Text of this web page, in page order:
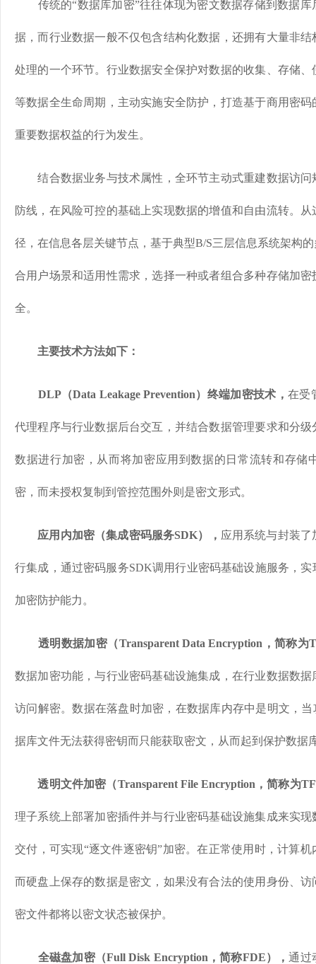
传统的“数据库加密”往往体现为密文数据存储到数据库
据，而行业数据一般不仅包含结构化数据，还拥有大量非
处理的一个环节。行业数据安全保护对数据的收集、存储
等数据全生命周期，主动实施安全防护，打造基于商用密
重要数据权益的行为发生。
结合数据业务与技术属性，全环节主动式重建数据访问
防线，在风险可控的基础上实现数据的增值和自由流转。
径，在信息各层关键节点，基于典型B/S三层信息系统架构
合用户场景和适用性需求，选择一种或者组合多种存储加
全。
主要技术方法如下：
DLP（Data Leakage Prevention）终端加密技术， 在受
代理程序与行业数据后台交互，并结合数据管理要求和分
数据进行加密，从而将加密应用到数据的日常流转和存储
密，而未授权复制到管控范围外则是密文形式。
应用内加密（集成密码服务SDK）， 应用系统与封装
行集成，通过密码服务SDK调用行业密码基础设施服务，
加密防护能力。
透明数据加密（Transparent Data Encryption，简称为
数据加密功能，与行业密码基础设施集成，在行业数据数
访问解密。数据在落盘时加密，在数据库内存中是明文，
据库文件无法获得密钥而只能获取密文，从而起到保护数据
透明文件加密（Transparent File Encryption，简称为
理子系统上部署加密插件并与行业密码基础设施集成来实
交付，可实现“逐文件逐密钥”加密。在正常使用时，计算
而硬盘上保存的数据是密文，如果没有合法的使用身份、
密文件都将以密文状态被保护。
全磁盘加密（Full Disk Encryption，简称FDE），通过